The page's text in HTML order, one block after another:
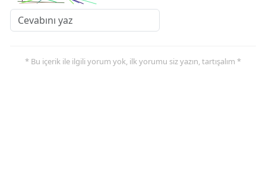
* Bu içerik ile ilgili yorum yok, ilk yorumu siz yazın, tartışalım *